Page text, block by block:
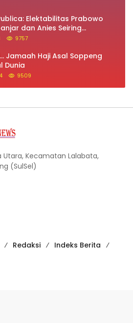
Utara, Kecamatan Lalabata,
(SulSel)
Redaksi
Indeks Berita